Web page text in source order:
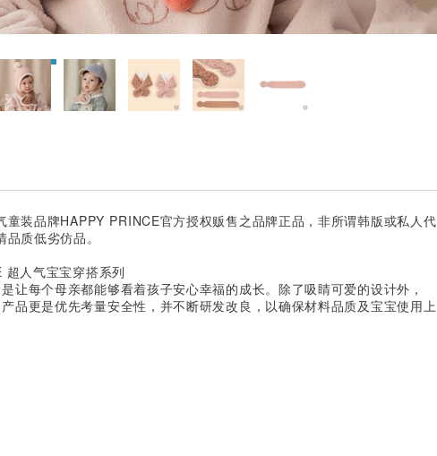
童装品牌HAPPY PRINCE官方授权贩售之品牌正品，非所谓韩版或私人代
质低劣仿品。
人气宝宝穿搭系列
让每个母亲都能够看着孩子安心幸福的成长。除了吸睛可爱的设计外，
品更是优先考量安全性，并不断研发改良，以确保材料品质及宝宝使用上